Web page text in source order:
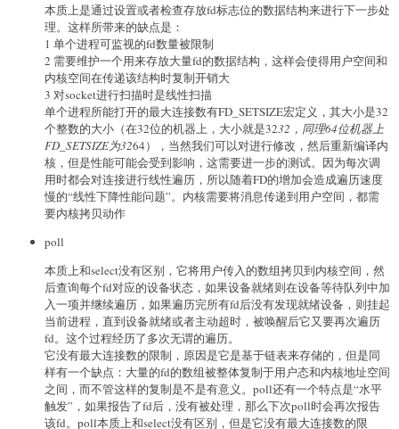
本质上是通过设置或者检查存放fd标志位的数据结构来进行下一步处
理。这样所带来的缺点是：
1 单个进程可监视的fd数量被限制
2 需要维护一个用来存放大量fd的数据结构，这样会使得用户空间和
内核空间在传递该结构时复制开销大
3 对socket进行扫描时是线性扫描
单个进程所能打开的最大连接数有FD_SETSIZE宏定义，其大小是32
个整数的大小（在32位的机器上，大小就是3232，同理64位机器上
FD_SETSIZE为3264），当然我们可以对进行修改，然后重新编译内
核，但是性能可能会受到影响，这需要进一步的测试。因为每次调
用时都会对连接进行线性遍历，所以随着FD的增加会造成遍历速度
慢的“线性下降性能问题”。内核需要将消息传递到用户空间，都需
要内核拷贝动作
poll
本质上和select没有区别，它将用户传入的数组拷贝到内核空间，然
后查询每个fd对应的设备状态，如果设备就绪则在设备等待队列中加
入一项并继续遍历，如果遍历完所有fd后没有发现就绪设备，则挂起
当前进程，直到设备就绪或者主动超时，被唤醒后它又要再次遍历
fd。这个过程经历了多次无谓的遍历。
它没有最大连接数的限制，原因是它是基于链表来存储的，但是同
样有一个缺点：大量的fd的数组被整体复制于用户态和内核地址空间
之间，而不管这样的复制是不是有意义。poll还有一个特点是“水平
触发”，如果报告了fd后，没有被处理，那么下次poll时会再次报告
该fd。poll本质上和select没有区别，但是它没有最大连接数的限